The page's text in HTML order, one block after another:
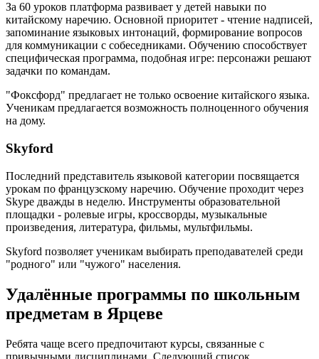
За 60 уроков платформа развивает у детей навыки по
китайскому наречию. Основной приоритет - чтение надписей,
запоминание языковых интонаций, формирование вопросов
для коммуникации с собеседниками. Обучению способствует
специфическая программа, подобная игре: персонажи решают
задачки по командам.
"Фоксфорд" предлагает не только освоение китайского языка.
Ученикам предлагается возможность полноценного обучения
на дому.
Skyford
Последний представитель языковой категории посвящается
урокам по французскому наречию. Обучение проходит через
Skype дважды в неделю. Инструменты образовательной
площадки - ролевые игры, кроссворды, музыкальные
произведения, литература, фильмы, мультфильмы.
Skyford позволяет ученикам выбирать преподавателей среди
"родного" или "чужого" населения.
Удалённые программы по школьным
предметам в Ярцеве
Ребята чаще всего предпочитают курсы, связанные с
привычными дисциплинами. Следующий список